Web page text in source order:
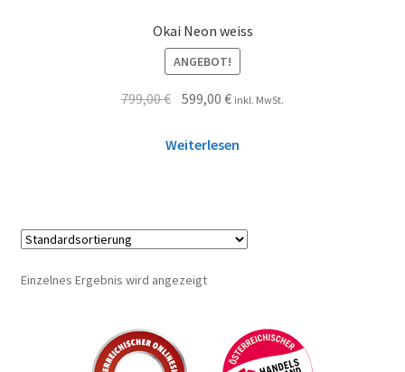
Okai Neon weiss
ANGEBOT!
799,00€ 599,00€ inkl. MwSt.
Weiterlesen
Einzelnes Ergebnis wird angezeigt